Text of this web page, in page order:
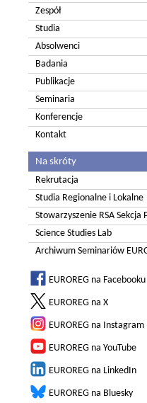
Zespół
Studia
Absolwenci
Badania
Publikacje
Seminaria
Konferencje
Kontakt
Na skróty
Rekrutacja
Studia Regionalne i Lokalne
Stowarzyszenie RSA Sekcja
Science Studies Lab
Archiwum Seminariów
EUROREG na Facebooku
EUROREG na X
EUROREG na Instagram
EUROREG na YouTube
EUROREG na LinkedIn
EUROREG na Bluesky